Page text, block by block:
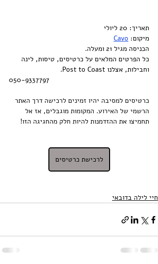
תאריך: 20 ליולי
מיקום: Cavo
הכניסה מגיל 21 ומעלה.
כל הפרטים המלאים על כרטיסים, טיסות, לינה
וחבילות, אצלנו Post to Coast.
050-9337797
כרטיסים למסיבה יהיו זמינים לרכישה דרך האתר
הרשמי של האירוע. המקומות מוגבלים, אז אל
תחמיצו את ההזדמנות להיות חלק מהחגיגה הזו!
לרכישת כרטיסים
חיי לילה בדובאי